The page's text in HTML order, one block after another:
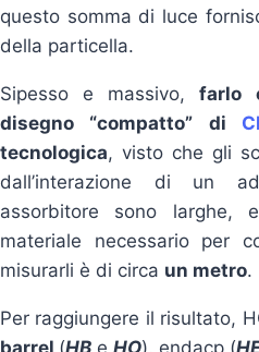
questo somma di luce
della particella.
Sipesso e massivo,farlo
disegno “compatto” di
tecnologica, visto che gli
dall’interazione di un
assorbitore sono larghe,
materiale necessario per
misurarli è di circa un metro.
Per raggiungere il risultato,